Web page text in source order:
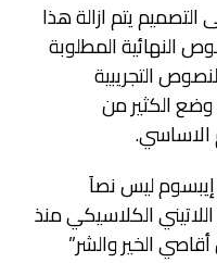
يتم ازالة هذا
النهائية المطلوبة
التجريبية
الكثير من
الاساسي.
إيبسوم ليس نصاَ
الكلاسيكي منذ
الخير والشر”